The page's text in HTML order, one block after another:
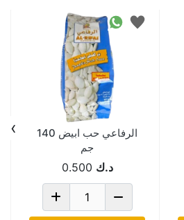
الرفاعي حب ابيض 140
جم
د.ك 0.500
›